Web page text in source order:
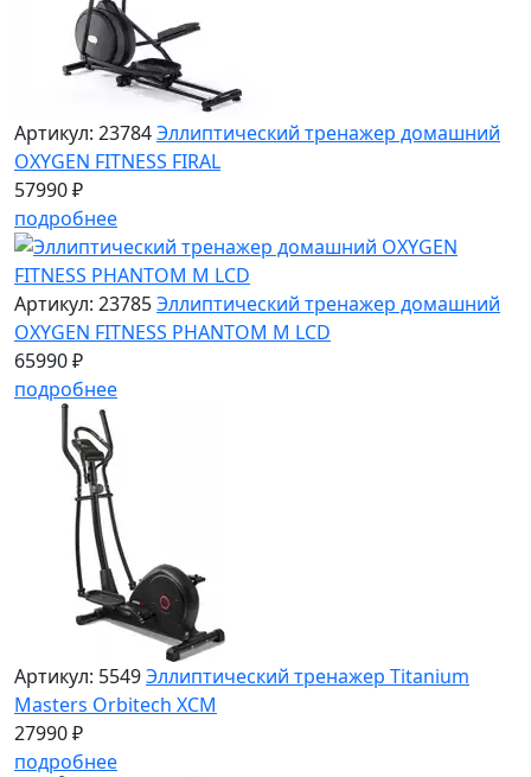
Артикул: 23784Эллиптический тренажер домашний
OXYGEN FITNESS FIRAL
57990 ₽
подробнее
Артикул: 23785Эллиптический тренажер домашний
OXYGEN FITNESS PHANTOM M LCD
65990 ₽
подробнее
Артикул: 5549Эллиптический тренажер Titanium
Masters Orbitech XCM
27990 ₽
подробнее